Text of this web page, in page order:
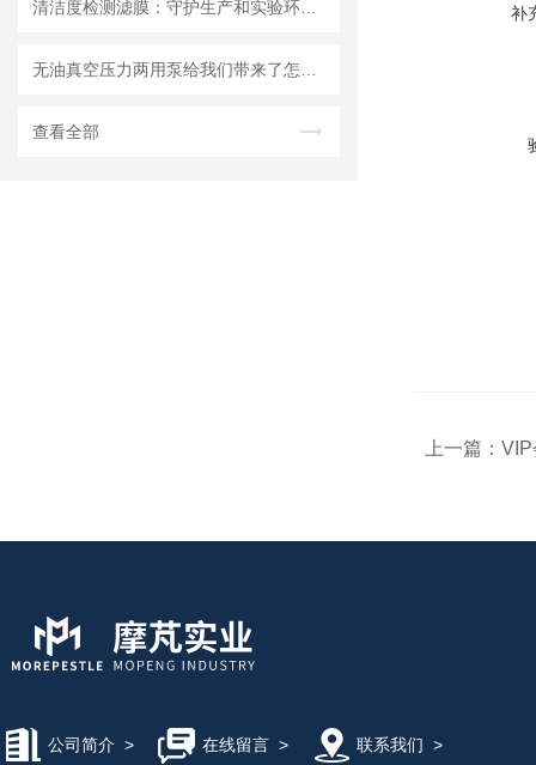
查看全部
补
上一篇： VIP会
公司简介 > 在线留言> 联系我们 >